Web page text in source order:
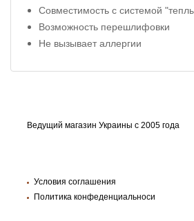
Совместимость с системой
Возможность перешлифовки
Не вызывает аллергии
Ведущий магазин Украины с 2005 года
Условия соглашения
Политика конфеденциальноси